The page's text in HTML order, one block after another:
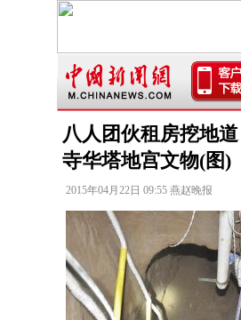
八人团伙租房挖地
寺华塔地宫文物(图)
2015年04月22日 09:55 燕赵晚报